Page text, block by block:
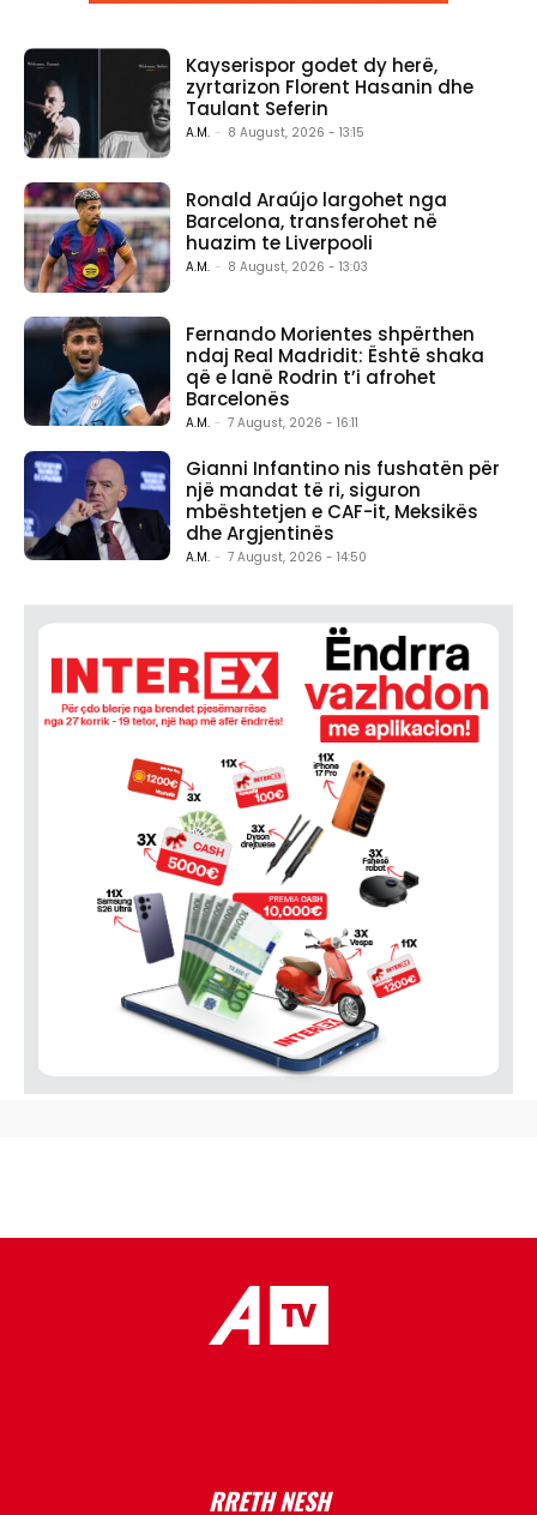
Kayserispor godet dy herë,
zyrtarizon Florent Hasanin dhe
Taulant Seferin
A.M. - 8 August, 2026 - 13:15
Ronald Araújo largohet nga
Barcelona, transferohet në
huazim te Liverpooli
A.M. - 8 August, 2026 - 13:03
Fernando Morientes shpërthen
ndaj Real Madridit: Është shaka
që e lanë Rodrin t’i afrohet
Barcelonës
A.M. - 7 August, 2026 - 16:11
Gianni Infantino nis fushatën për
një mandat të ri, siguron
mbështetjen e CAF-it, Meksikës
dhe Argjentinës
A.M. - 7 August, 2026 - 14:50
RRETH NESH